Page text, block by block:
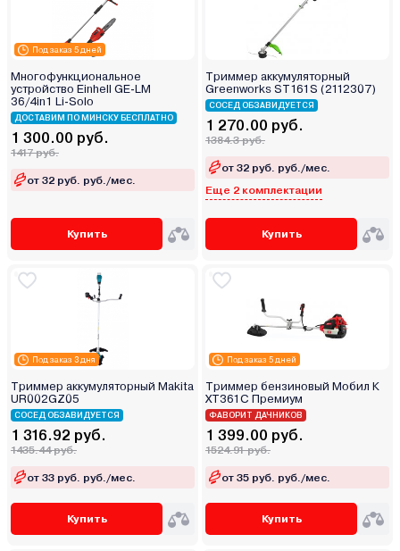
Под заказ 5 дней
Многофункциональное
устройство Einhell GE-LM
36/4in1 Li-Solo
ДОСТАВИМ ПО МИНСКУ БЕСПЛАТНО
1 300.00 руб.
1417 руб.
от 32 руб. руб./мес.
Купить
Триммер аккумуляторный
Greenworks ST161S (2112307)
СОСЕД ОБЗАВИДУЕТСЯ
1 270.00 руб.
1384.3 руб.
от 32 руб. руб./мес.
Еще 2 комплектации
Купить
Под заказ 3 дня
Триммер аккумуляторный Makita
UR002GZ05
СОСЕД ОБЗАВИДУЕТСЯ
1 316.92 руб.
1435.44 руб.
от 33 руб. руб./мес.
Купить
Под заказ 5 дней
Триммер бензиновый Мобил К
XT361C Премиум
ФАВОРИТ ДАЧНИКОВ
1 399.00 руб.
1524.91 руб.
от 35 руб. руб./мес.
Купить